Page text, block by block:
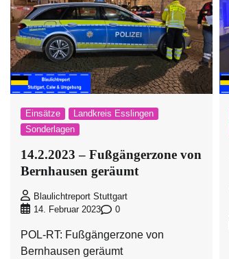
Einsätze
Landkreis Esslingen
Sonderlagen
14.2.2023 – Fußgängerzone von
Bernhausen geräumt
Blaulichtreport Stuttgart
14. Februar 2023
0
POL-RT: Fußgängerzone von
Bernhausen geräumt